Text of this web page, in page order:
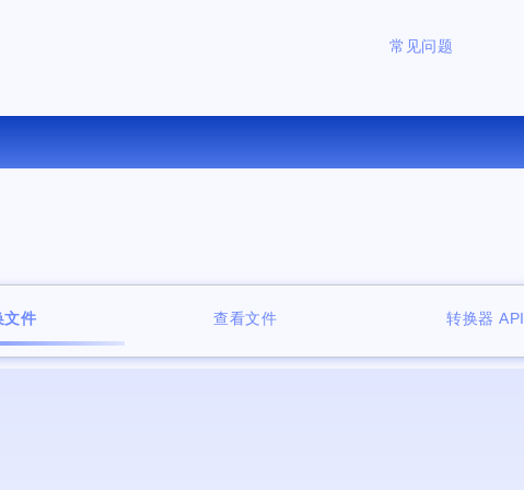
常见问题
在线将 LIT 转换为 EPUB
文件 查看文件 转换器 API